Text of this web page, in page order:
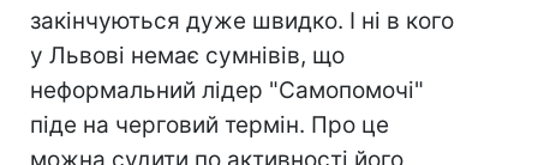
закінчуються дуже швидко. І ні в кого
у Львові немає сумнівів, що
неформальний лідер "Самопомочі"
піде на черговий термін. Про це